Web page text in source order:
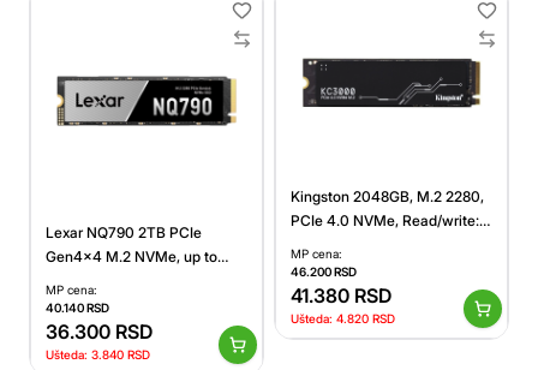
Lexar NQ790 2TB PCIe
Gen4x4 M.2 NVMe, up to
7000 MB/s read and 6000
MB/s write
MP cena:
40.140RSD
36.300 RSD
Ušteda: 3.840 RSD
Kingston 2048GB, M.2 2280,
PCIe 4.0 NVMe, Read/write:
4K read/write: up to
1,000K/1,000K IOPS
MP cena:
46.200RSD
41.380 RSD
Ušteda: 4.820 RSD